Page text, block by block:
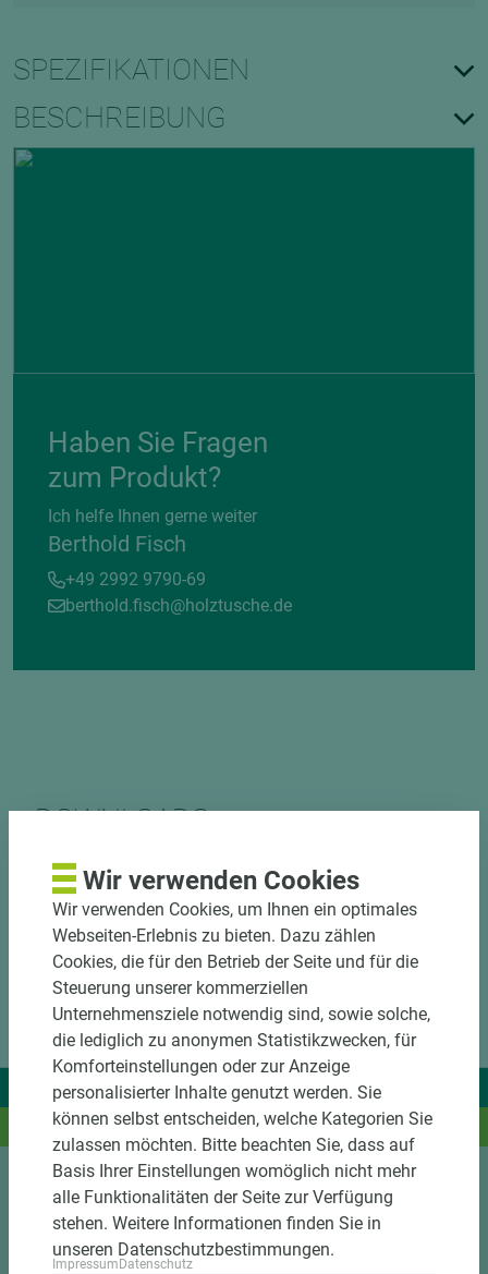
SPEZIFIKATIONEN
BESCHREIBUNG
Haben Sie Fragen
zum Produkt?
Ich helfe Ihnen gerne weiter
Berthold Fisch
+49 2992 9790-69
berthold.fisch@holztusche.de
DOWNLOADS
Wir liefern Ideen.
Und das passende Holz dazu.
Sortiment
Kundenservice
Wir verwenden Cookies
Wir verwenden Cookies, um Ihnen ein optimales
Webseiten-Erlebnis zu bieten. Dazu zählen
Cookies, die für den Betrieb der Seite und für die
Steuerung unserer kommerziellen
Unternehmensziele notwendig sind, sowie solche,
die lediglich zu anonymen Statistikzwecken, für
Komforteinstellungen oder zur Anzeige
personalisierter Inhalte genutzt werden. Sie
können selbst entscheiden, welche Kategorien Sie
zulassen möchten. Bitte beachten Sie, dass auf
Basis Ihrer Einstellungen womöglich nicht mehr
alle Funktionalitäten der Seite zur Verfügung
stehen. Weitere Informationen finden Sie in
unseren Datenschutzbestimmungen.
ImpressumDatenschutz